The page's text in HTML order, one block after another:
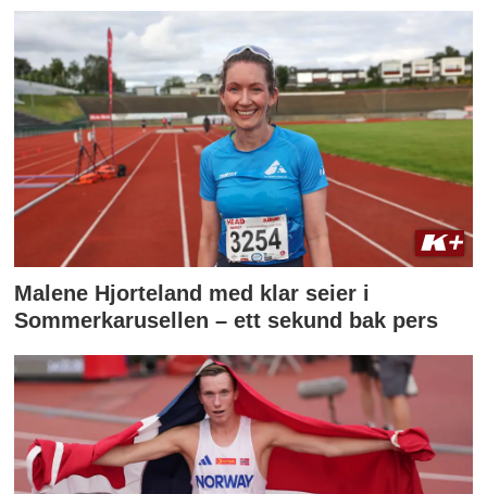
Malene Hjorteland med klar seier i
Sommerkarusellen – ett sekund bak pers